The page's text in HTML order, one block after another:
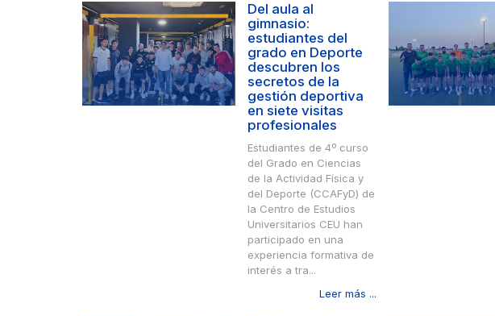
Del aula al
gimnasio:
estudiantes del
grado en Deporte
descubren los
secretos de la
gestión deportiva
en siete visitas
profesionales
Estudiantes de 4º curso
del Grado en Ciencias
de la Actividad Física y
del Deporte (CCAFyD) de
la Centro de Estudios
Universitarios CEU han
participado en una
experiencia formativa de
interés a tra...
Leer más ...